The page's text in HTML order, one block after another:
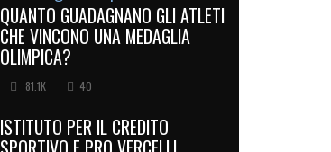
QUANTO GUADAGNANO GLI ATLETI
CHE VINCONO UNA MEDAGLIA
OLIMPICA?
81.1K 40
ISTITUTO PER IL CREDITO